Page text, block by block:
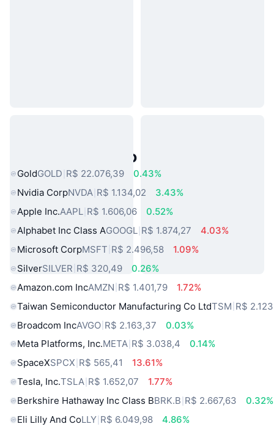
Ativos do Mundo Real Populares
GoldGOLD R$ 22.076,39
0.43%
Nvidia CorpNVDA R$ 1.134,02
3.43%
Apple Inc.AAPL R$ 1.606,06
0.52%
Alphabet Inc Class AGOOGL R$ 1.874,27
4.03%
Microsoft CorpMSFT R$ 2.496,58
1.09%
SilverSILVER R$ 320,49
0.26%
Amazon.com IncAMZN R$ 1.401,79
1.72%
Taiwan Semiconductor Manufacturing Co LtdTSM R$
Broadcom IncAVGO R$ 2.163,37
0.03%
Meta Platforms, Inc.META R$ 3.038,4
0.14%
SpaceXSPCX R$ 565,41
13.61%
Tesla, Inc.TSLA R$ 1.652,07
1.77%
Berkshire Hathaway Inc Class BBRK.B R$ 2.667,63
0.32%
Eli Lilly And CoLLY R$ 6.049,98
4.86%